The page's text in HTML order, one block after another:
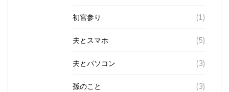
初宮参り (1)
夫とスマホ (5)
夫とパソコン (3)
孫のこと (3)